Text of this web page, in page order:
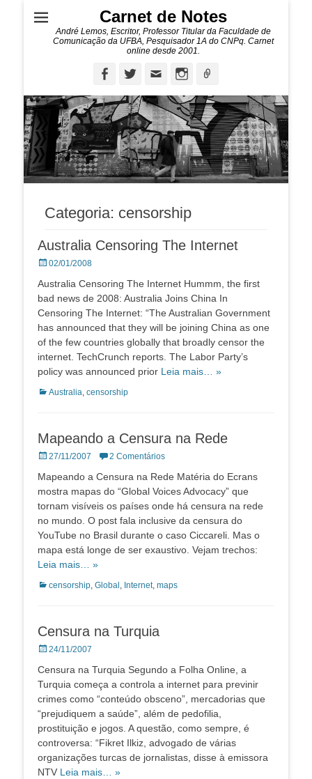
Carnet de Notes
André Lemos, Escritor, Professor Titular da Faculdade de
Comunicação da UFBA, Pesquisador 1A do CNPq. Carnet
online desde 2001.
FacebookTwitterEmail Instagram
Categoria: censorship
Australia Censoring The Internet
Posted
02/01/2008
Australia Censoring The Internet Hummm, the first
bad news de 2008: Australia Joins China In
Censoring The Internet: “The Australian Government
has announced that they will be joining China as one
of the few countries globally that broadly censor the
internet. TechCrunch reports. The Labor Party’s
policy was announced prior Leia mais… »
Categorias:
Australia, censorship
Mapeando a Censura na Rede
Posted
27/11/2007 2 Comentários
Mapeando a Censura na Rede Matéria do Ecrans
mostra mapas do “Global Voices Advocacy” que
tornam visíveis os países onde há censura na rede
no mundo. O post fala inclusive da censura do
YouTube no Brasil durante o caso Ciccareli. Mas o
mapa está longe de ser exaustivo. Vejam trechos:
Leia mais… »
Categorias:
censorship, Global , Internet, maps
Censura na Turquia
Posted
24/11/2007
Censura na Turquia Segundo a Folha Online, a
Turquia começa a controla a internet para previnir
crimes como “conteúdo obsceno”, mercadorias que
“prejudiquem a saúde”, além de pedofilia,
prostituição e jogos. A questão, como sempre, é
controversa: “Fikret Ilkiz, advogado de várias
organizações turcas de jornalistas, disse à emissora
NTV Leia mais… »